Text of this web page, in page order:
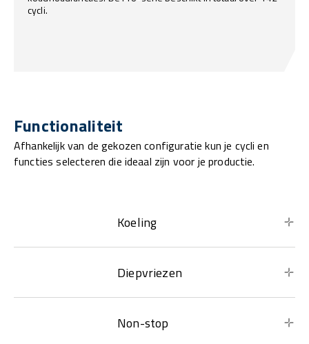
cycli.
Functionaliteit
Afhankelijk van de gekozen configuratie kun je cycli en
functies selecteren die ideaal zijn voor je productie.
Koeling
Diepvriezen
Non-stop